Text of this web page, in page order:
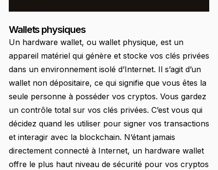
Wallets physiques
Un hardware wallet, ou wallet physique, est un
appareil matériel qui génère et stocke vos clés privées
dans un environnement isolé d’Internet. Il s’agit d’un
wallet non dépositaire, ce qui signifie que vous êtes la
seule personne à posséder vos cryptos. Vous gardez
un contrôle total sur vos clés privées. C’est vous qui
décidez quand les utiliser pour signer vos transactions
et interagir avec la blockchain. N’étant jamais
directement connecté à Internet, un hardware wallet
offre le plus haut niveau de sécurité pour vos cryptos